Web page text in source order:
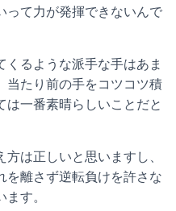
って力が発揮できないんで
るような派手な手はあま
当たり前の手をコツコツ積
一番素晴らしいことだと
は正しいと思いますし、
を離さず逆転負けを許さな
す。